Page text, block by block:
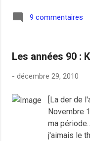
9 commentaires
Les années 90 :
- décembre 29, 2010
[La der de
Novembre
ma
j'aimais le